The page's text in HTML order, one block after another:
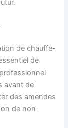
de chauffe-
de
avant de
des amendes
de non-